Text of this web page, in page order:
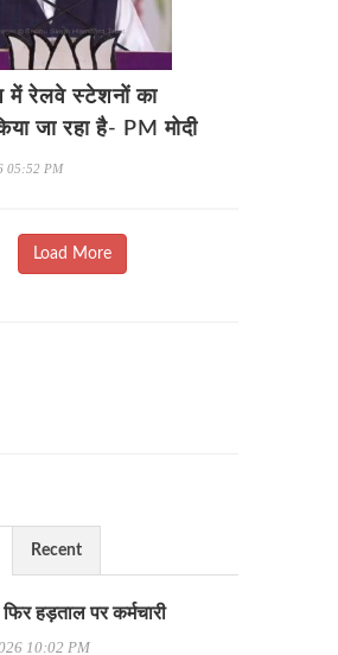
रेलवे स्टेशनों का
जा रहा है- PM मोदी
05:52 PM
Load More
Recent
हड़ताल पर कर्मचारी
10:02 PM